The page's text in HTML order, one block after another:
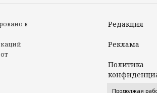
в
Редакция
Реклама
Политика
Продолжая